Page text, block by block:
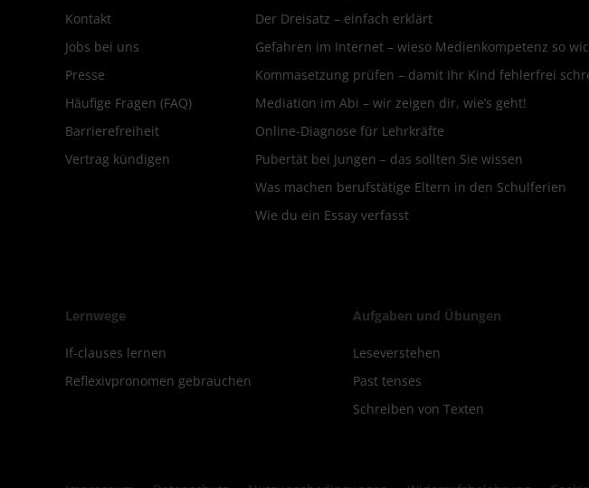
Kontakt
Jobs bei uns
Presse
Häufige Fragen (FAQ)
Barrierefreiheit
Vertrag kündigen
Der Dreisatz – einfach erklärt
Gefahren im Internet – wieso Medienkompetenz so
Kommasetzung prüfen – damit Ihr Kind fehlerfrei
Mediation im Abi – wir zeigen dir, wie’s geht!
Online-Diagnose für Lehrkräfte
Pubertät bei Jungen – das sollten Sie wissen
Was machen berufstätige Eltern in den Schulferien
Wie du ein Essay verfasst
Lernwege
If-clauses lernen
Reflexivpronomen gebrauchen
Aufgaben und Übungen
Leseverstehen
Past tenses
Schreiben von Texten